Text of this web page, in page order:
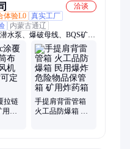
洽谈
体验L0 真实工厂
内蒙古通辽
水泵、爆破母线、BQS矿用
FQW矿用风动潜水泵、炸
输车、民爆物品防爆箱、火
车、雷管箱炸药车、爆炸危
泵、抗爆容器、电子雷管储
、爆破掩体、人工降雨弹储
拉链
用正
手提肩背雷管箱
火工品防爆箱 民